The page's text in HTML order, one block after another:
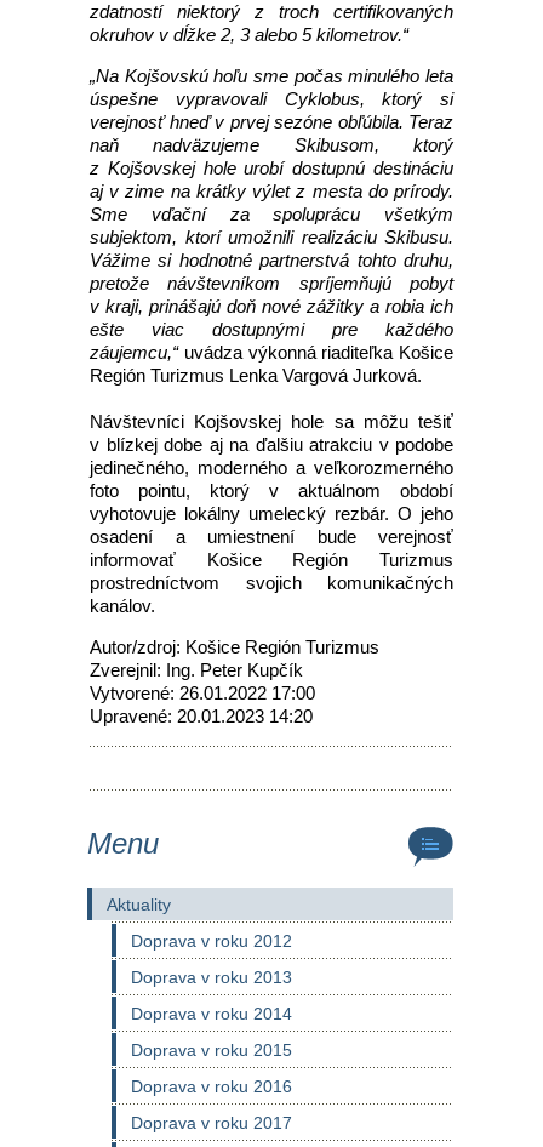
zdatností niektorý z troch certifikovaných
okruhov v dĺžke 2, 3 alebo 5 kilometrov.“
„Na Kojšovskú hoľu sme počas minulého leta
úspešne vypravovali Cyklobus, ktorý si
verejnosť hneď v prvej sezóne obľúbila. Teraz
naň nadväzujeme Skibusom, ktorý
z Kojšovskej hole urobí dostupnú destináciu
aj v zime na krátky výlet z mesta do prírody.
Sme vďační za spoluprácu všetkým
subjektom, ktorí umožnili realizáciu Skibusu.
Vážime si hodnotné partnerstvá tohto druhu,
pretože návštevníkom spríjemňujú pobyt
v kraji, prinášajú doň nové zážitky a robia ich
ešte viac dostupnými pre každého
záujemcu,“uvádza výkonná riaditeľka Košice
Región Turizmus Lenka Vargová Jurková.
Návštevníci Kojšovskej hole sa môžu tešiť
v blízkej dobe aj na ďalšiu atrakciu v podobe
jedinečného, moderného a veľkorozmerného
foto pointu, ktorý v aktuálnom období
vyhotovuje lokálny umelecký rezbár. O jeho
osadení a umiestnení bude verejnosť
informovať Košice Región Turizmus
prostredníctvom svojich komunikačných
kanálov.
Autor/zdroj: Košice Región Turizmus
Zverejnil: Ing. Peter Kupčík
Vytvorené: 26.01.2022 17:00
Upravené: 20.01.2023 14:20
Menu
Aktuality
Doprava v roku 2012
Doprava v roku 2013
Doprava v roku 2014
Doprava v roku 2015
Doprava v roku 2016
Doprava v roku 2017